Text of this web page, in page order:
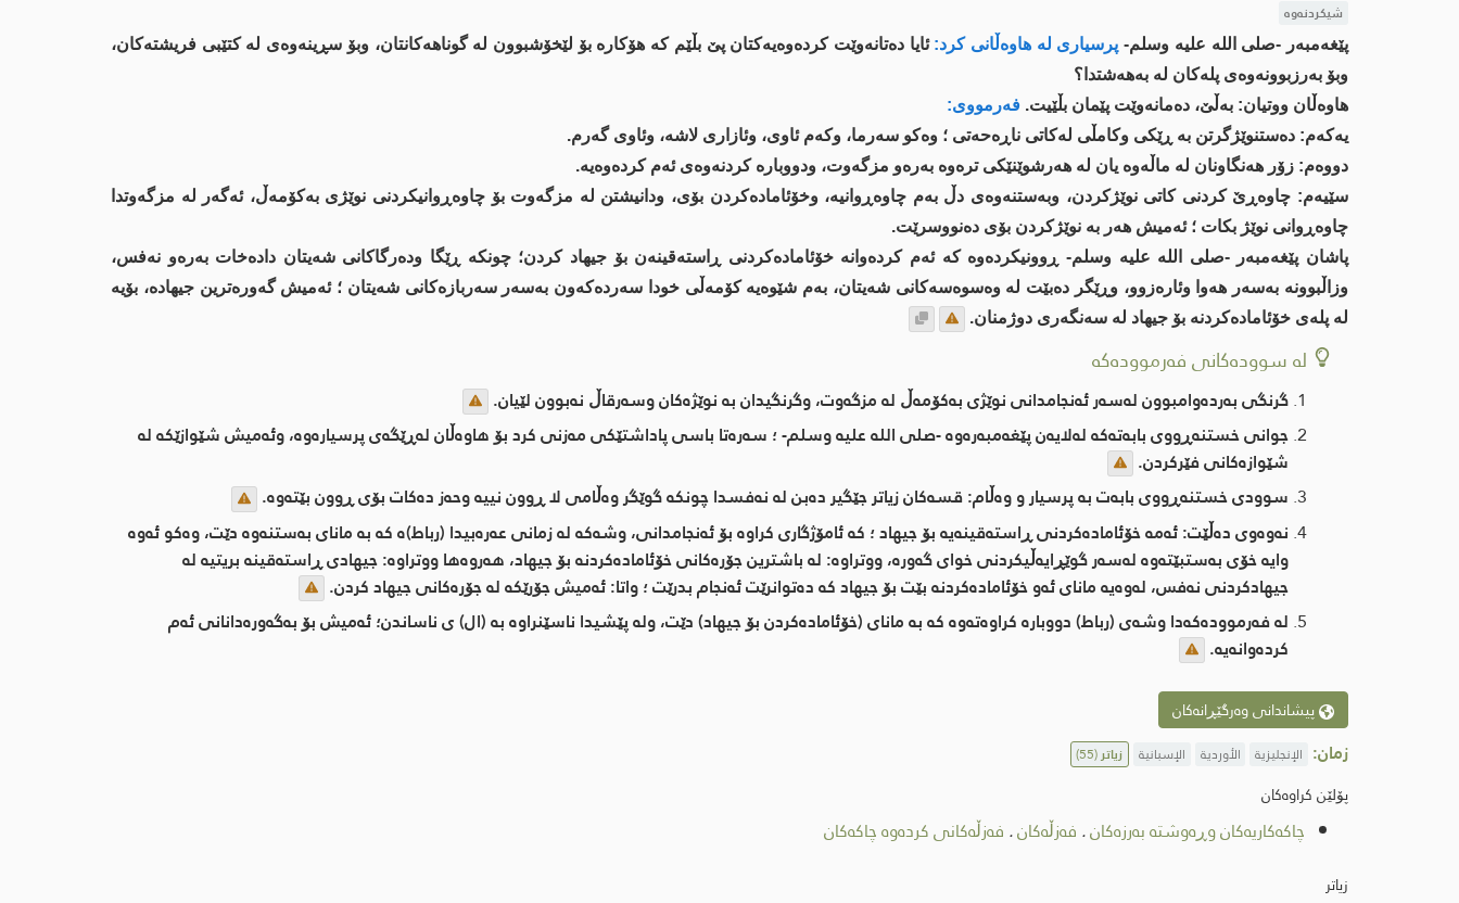
شیکردنەوە
پێغەمبەر -صلى اللە علیە وسلم-پرسیاری لە هاوەڵانی كرد: ئایا دەتانەوێت كردەوەیەكتان پێ بڵێم كە هۆكارە بۆ لێخۆشبوون لە گوناهەكانتان، وبۆ سڕینەوەی لە كتێبی فریشتەكان،
وبۆ بەرزبوونەوەی پلەكان لە بەهەشتدا؟
هاوەڵان ووتیان: بەڵێ، دەمانەوێت پێمان بڵێیت. فەرمووی:
یەكەم: دەستنوێژگرتن بە ڕێكی وكامڵی لەكاتی ناڕەحەتی ؛ وەكو سەرما، وكەم ئاوی، وئازاری لاشە، وئاوی گەرم.
دووەم: زۆر هەنگاونان لە ماڵەوە یان لە هەرشوێنێكی ترەوە بەرەو مزگەوت، ودووبارە كردنەوەی ئەم كردەوەیە.
سێیەم: چاوەڕێ كردنی كاتی نوێژكردن، وبەستنەوەی دڵ بەم چاوەڕوانیە، وخۆئامادەكردن بۆی، ودانیشتن لە مزگەوت بۆ چاوەڕوانیكردنی نوێژی بەكۆمەڵ، ئەگەر لە مزگەوتدا
چاوەڕوانی نوێژ بكات ؛ ئەمیش هەر بە نوێژكردن بۆی دەنووسرێت.
پاشان پێغەمبەر -صلى اللە علیە وسلم- ڕوونیكردەوە كە ئەم كردەوانە خۆئامادەكردنی ڕاستەقینەن بۆ جیهاد كردن؛ چونكە ڕێگا ودەرگاكانی شەیتان دادەخات بەرەو نەفس،
وزاڵبوونە بەسەر هەوا وئارەزوو، وڕێگر دەبێت لە وەسوەسەكانی شەیتان، بەم شێوەیە كۆمەڵی خودا سەردەكەون بەسەر سەربازەكانی شەیتان ؛ ئەمیش گەورەترین جیهادە، بۆیە
لە پلەی خۆئامادەكردنە بۆ جیهاد لە سەنگەری دوژمنان.
لە سوودەکانی فەرموودەکە
گرنگی بەردەوامبوون لەسەر ئەنجامدانی نوێژی بەكۆمەڵ لە مزگەوت، وگرنگیدان بە نوێژەكان وسەرقاڵ نەبوون لێیان.
جوانی خستنەڕووی بابەتەكە لەلایەن پێغەمبەرەوە -صلى اللە علیە وسلم- ؛ سەرەتا باسی پاداشتێكی مەزنی كرد بۆ هاوەڵان لەڕێگەی پرسیارەوە، وئەمیش شێوازێكە لە
شێوازەكانی فێركردن.
سوودی خستنەڕووی بابەت بە پرسیار و وەڵام: قسەكان زیاتر جێگیر دەبن لە نەفسدا چونكە گوێگر وەڵامی لا ڕوون نییە وحەز دەكات بۆی ڕوون بێتەوە.
نەوەوی دەڵێت: ئەمە خۆئامادەكردنی ڕاستەقینەیە بۆ جیهاد ؛ كە ئامۆژگاری كراوە بۆ ئەنجامدانی، وشەكە لە زمانی عەرەبیدا (رباط)ە كە بە مانای بەستنەوە دێت، وەكو ئەوە
وایە خۆی بەستبێتەوە لەسەر گوێڕایەڵیكردنی خوای گەورە، ووتراوە: لە باشترین جۆرەكانی خۆئامادەكردنە بۆ جیهاد، هەروەها ووتراوە: جیهادی ڕاستەقینە بریتیە لە
جیهادكردنی نەفس، لەوەیە مانای ئەو خۆئامادەكردنە بێت بۆ جیهاد كە دەتوانرێت ئەنجام بدرێت ؛ واتا: ئەمیش جۆرێكە لە جۆرەكانی جیهاد كردن.
لە فەرموودەكەدا وشەی (رباط) دووبارە كراوەتەوە كە بە مانای (خۆئامادەكردن بۆ جیهاد) دێت، ولە پێشیدا ناسێنراوە بە (ال) ی ناساندن؛ ئەمیش بۆ بەگەورەدانانی ئەم
كردەوانەیە.
پیشاندانی وەرگێڕانەکان
زمان: الإنجليزية الأوردية الإسبانية زیاتر(55)
پۆلێن کراوەکان
چاكەكاریەكان وڕەوشتە بەرزەکان. فەزڵەكان. فەزڵەکانی کردەوە چاکەکان
زیاتر